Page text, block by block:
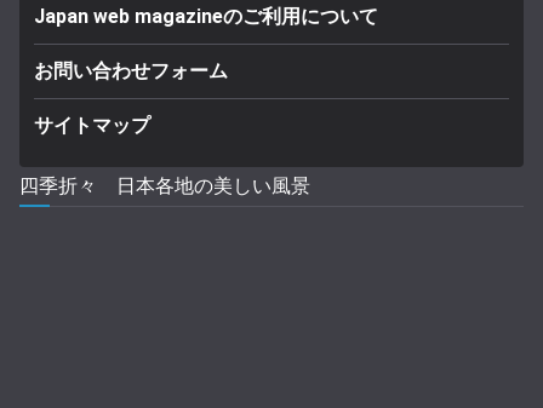
Japan web magazineのご利用について
お問い合わせフォーム
サイトマップ
四季折々 日本各地の美しい風景